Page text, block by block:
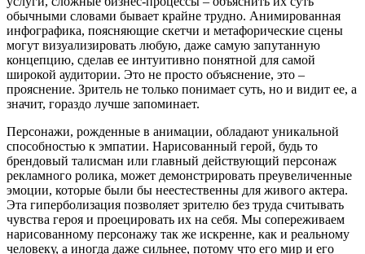
обычными словами бывает крайне трудно. Анимированная
инфографика, поясняющие скетчи и метафорические сцены
могут визуализировать любую, даже самую запутанную
концепцию, сделав ее интуитивно понятной для самой
широкой аудитории. Это не просто объяснение, это –
прояснение. Зритель не только понимает суть, но и видит ее, а
значит, гораздо лучше запоминает.
Персонажи, рожденные в анимации, обладают уникальной
способностью к эмпатии. Нарисованный герой, будь то
брендовый талисман или главный действующий персонаж
рекламного ролика, может демонстрировать преувеличенные
эмоции, которые были бы неестественны для живого актера.
Эта гиперболизация позволяет зрителю без труда считывать
чувства героя и проецировать их на себя. Мы сопереживаем
нарисованному персонажу так же искренне, как и реальному
человеку, а иногда даже сильнее, потому что его мир и его